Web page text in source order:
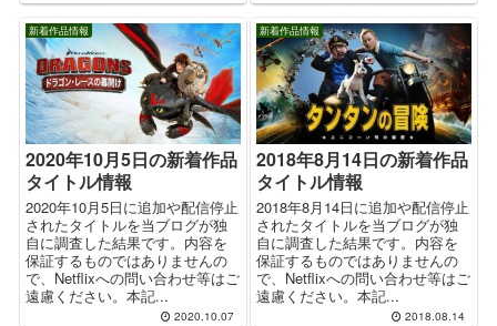
新着作品情報
2020年10月5日の新着作品
タイトル情報
2020年10月5日に追加や配信停止
されたタイトルを当ブログが独
自に調査した結果です。内容を
保証するものではありませんの
で、Netflixへの問い合わせ等はご
遠慮ください。本記...
2020.10.07
新着作品情報
2018年8月14日の新着作品
タイトル情報
2018年8月14日に追加や配信停止
されたタイトルを当ブログが独
自に調査した結果です。内容を
保証するものではありませんの
で、Netflixへの問い合わせ等はご
遠慮ください。本記...
2018.08.14